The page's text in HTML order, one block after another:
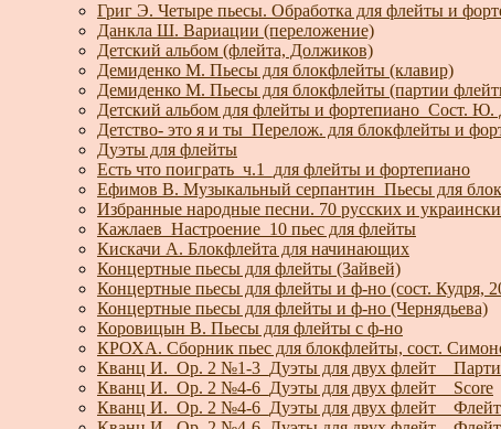
Григ Э. Четыре пьесы. Обработка для флейты и
Данкла Ш. Вариации (переложение)
Детский альбом (флейта, Должиков)
Демиденко М. Пьесы для блокфлейты (клавир)
Демиденко М. Пьесы для блокфлейты (партии
Детский альбом для флейты и фортепиано_Сост. Ю.
Детство- это я и ты_Перелож. для блокфлейты и
Дуэты для флейты
Есть что поиграть_ч.1_для флейты и фортепиано
Ефимов В. Музыкальный серпантин_Пьесы для
Избранные народные песни. 70 русских и
Кажлаев_Настроение_10 пьес для флейты
Кискачи А. Блокфлейта для начинающих
Концертные пьесы для флейты (Зайвей)
Концертные пьесы для флейты и ф-но (сост. Кудря,
Концертные пьесы для флейты и ф-но (Чернядьева)
Коровицын В. Пьесы для флейты с ф-но
КРОХА. Сборник пьес для блокфлейты, сост.
Кванц И._Op. 2 №1-3_Дуэты для двух
Кванц И._Op. 2 №4-6_Дуэты для двух флейт__Score
Кванц И._Op. 2 №4-6_Дуэты для двух